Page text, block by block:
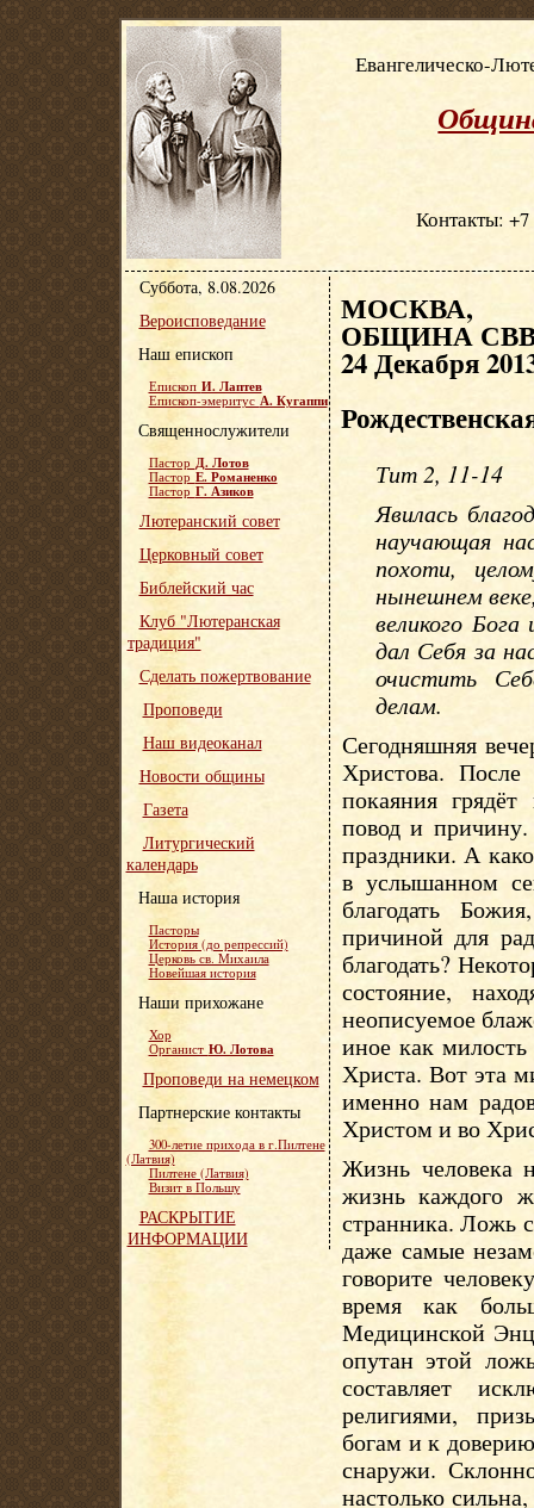
Евангелическо-
Контакты: +7
МОСКВА,
ОБЩИНА
24 Декабря
Тит 2, 11-14
Явилась
научающая
похоти,
нынешнем
великого
дал Себя за
очистить
делам.
Сегодняшняя
Христова.
покаяния
повод и
праздники. А
в услышанном
благодать
причиной для
благодать?
состояние,
неописуемое
иное как
Христа. Вот эта
именно нам
Христом и во
Жизнь человека
жизнь каждого
странника. Ложь
даже самые
говорите
время как
Медицинской
опутан этой
составляет
религиями,
богам и к
снаружи.
настолько
Суббота, 8.08.2026
Вероисповедание
Наш епископ
Епископ И. Лаптев
Епископ-эмеритус А. Кугаппи
Священнослужители
Пастор Д. Лотов
Пастор Е. Романенко
Пастор Г. Азиков
Лютеранский совет
Церковный совет
Библейский час
Клуб "Лютеранская
традиция"
Сделать пожертвование
Проповеди
Наш видеоканал
Новости общины
Газета
Литургический
календарь
Наша история
Пасторы
История (до репрессий)
Церковь св. Михаила
Новейшая история
Наши прихожане
Хор
Органист Ю. Лотова
Проповеди на немецком
Партнерские контакты
300-летие прихода в г.Пилтене
(Латвия)
Пилтене (Латвия)
Визит в Польшу
РАСКРЫТИЕ
ИНФОРМАЦИИ